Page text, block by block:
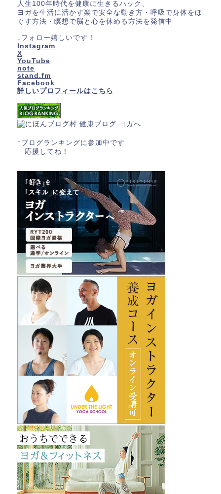
人生100年時代を健康に生きるハック、
ヨガを生活に活かす楽で安全な動き方・呼吸で身体をほ
ぐす方法・瞑想で脳と心を休める方法を発信中
↓フォロー嬉しいです！
Instagram
X
YouTube
note
stand.fm
Facebook
詳しいプロフィールはこちら
↑ブログランキングに参加中です
応援してね！